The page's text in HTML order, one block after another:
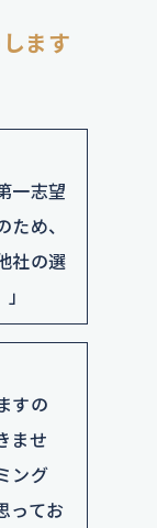
ます
一志望
め、
社の選
すの
ませ
ング
ってお